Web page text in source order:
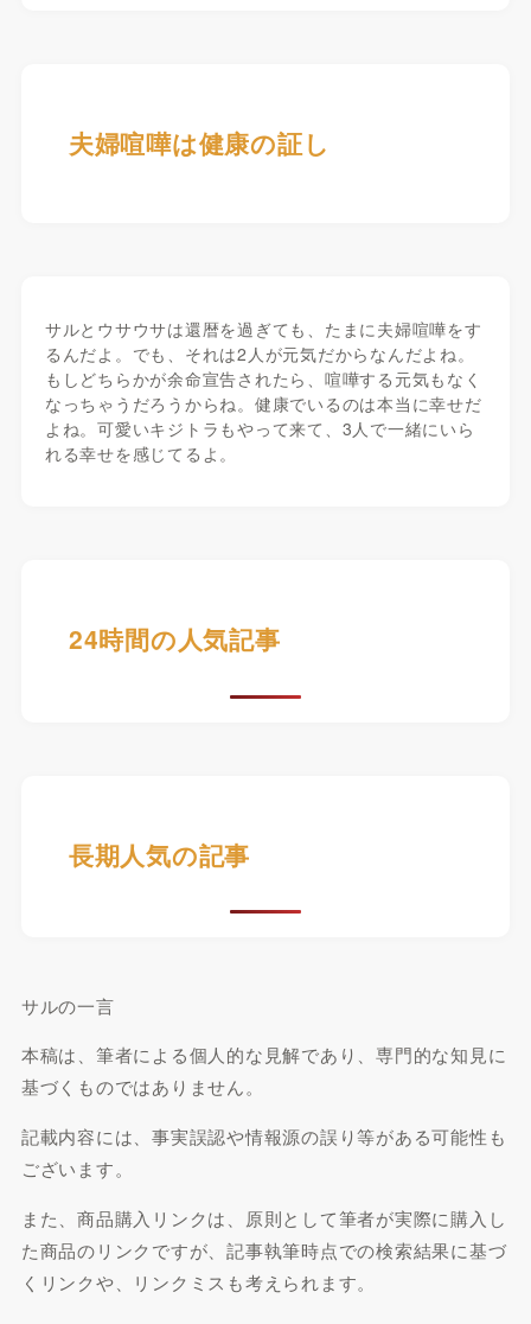
夫婦喧嘩は健康の証し
サルとウサウサは還暦を過ぎても、たまに夫婦喧嘩をす
るんだよ。でも、それは2人が元気だからなんだよね。
もしどちらかが余命宣告されたら、喧嘩する元気もなく
なっちゃうだろうからね。健康でいるのは本当に幸せだ
よね。可愛いキジトラもやって来て、3人で一緒にいら
れる幸せを感じてるよ。
24時間の人気記事
長期人気の記事
サルの一言
本稿は、筆者による個人的な見解であり、専門的な知見に
基づくものではありません。
記載内容には、事実誤認や情報源の誤り等がある可能性も
ございます。
また、商品購入リンクは、原則として筆者が実際に購入し
た商品のリンクですが、記事執筆時点での検索結果に基づ
くリンクや、リンクミスも考えられます。